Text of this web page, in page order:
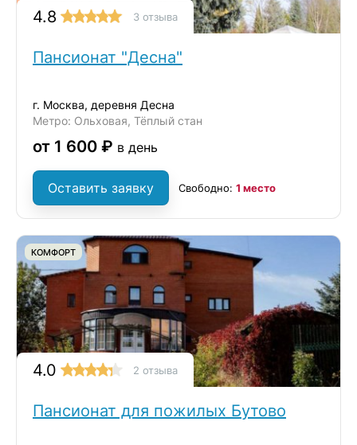
4.8 3 отзыва
Пансионат "Десна"
г. Москва, деревня Десна
Метро: Ольховая, Тёплый стан
от 1 600 ₽ в день
Оставить заявку Свободно: 1 место
КОМФОРТ
4.0 2 отзыва
Пансионат для пожилых Бутово